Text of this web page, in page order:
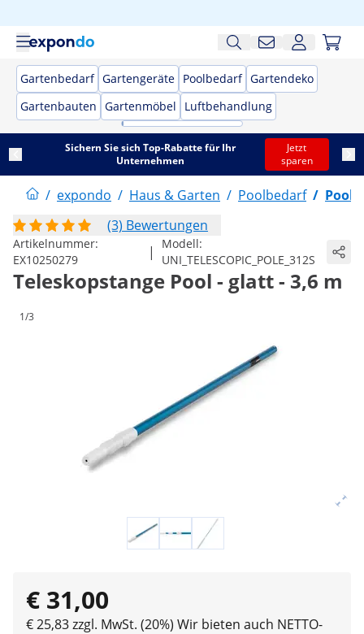
Gartenbedarf Gartengeräte Poolbedarf Gartendeko
Gartenbauten Gartenmöbel Luftbehandlung
Sichern Sie sich Top-Rabatte für Ihr
Unternehmen
Jetzt
sparen
/ expondo / Haus & Garten / Poolbedarf /
(3) Bewertungen
Artikelnummer:
EX10250279
|
Modell:
UNI_TELESCOPIC_POLE_312S
Teleskopstange Pool - glatt - 3,6 m
1/3
€ 31,00
€ 25,83 zzgl. MwSt. (20%) Wir bieten auch NETTO-